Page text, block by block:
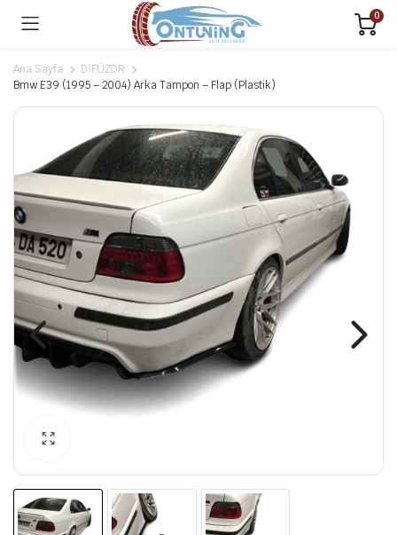
0
Ana Sayfa
DİFÜZÖR
Bmw E39 (1995 – 2004) Arka Tampon – Flap (Plastik)